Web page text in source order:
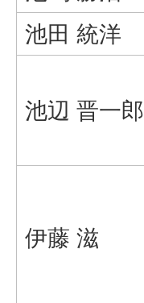
池田 統洋
池辺 晋一郎
伊藤 滋